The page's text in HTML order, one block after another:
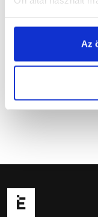
Az
Vásárlói
Kérdések és